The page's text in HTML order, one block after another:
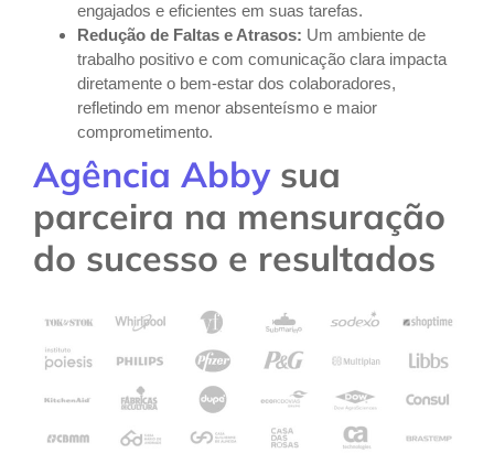
engajados e eficientes em suas tarefas.
Redução de Faltas e Atrasos: Um ambiente de
trabalho positivo e com comunicação clara impacta
diretamente o bem-estar dos colaboradores,
refletindo em menor absenteísmo e maior
comprometimento.
Agência Abby sua
parceira na mensuração
do sucesso e resultados